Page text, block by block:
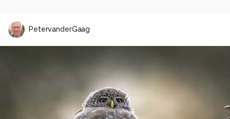
PetervanderGaag